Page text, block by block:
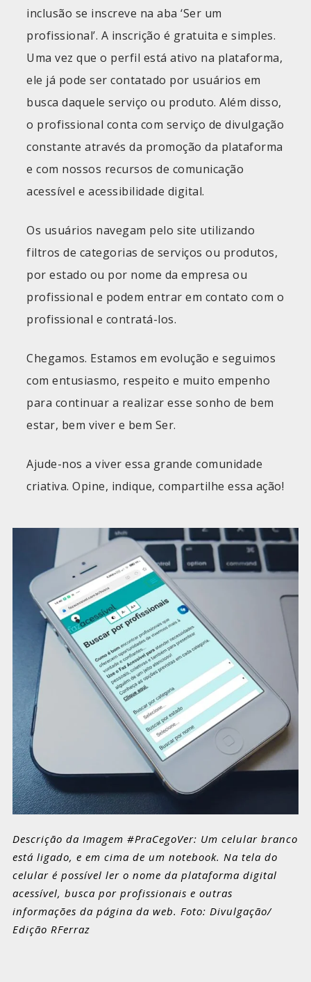
inclusão se inscreve na aba ‘Ser um
profissional’. A inscrição é gratuita e simples.
Uma vez que o perfil está ativo na plataforma,
ele já pode ser contatado por usuários em
busca daquele serviço ou produto. Além disso,
o profissional conta com serviço de divulgação
constante através da promoção da plataforma
e com nossos recursos de comunicação
acessível e acessibilidade digital.
Os usuários navegam pelo site utilizando
filtros de categorias de serviços ou produtos,
por estado ou por nome da empresa ou
profissional e podem entrar em contato com o
profissional e contratá-los.
Chegamos. Estamos em evolução e seguimos
com entusiasmo, respeito e muito empenho
para continuar a realizar esse sonho de bem
estar, bem viver e bem Ser.
Ajude-nos a viver essa grande comunidade
criativa. Opine, indique, compartilhe essa ação!
Descrição da Imagem #PraCegoVer: Um celular branco
está ligado, e em cima de um notebook. Na tela do
celular é possível ler o nome da plataforma digital
acessível, busca por profissionais e outras
informações da página da web. Foto: Divulgação/
Edição RFerraz